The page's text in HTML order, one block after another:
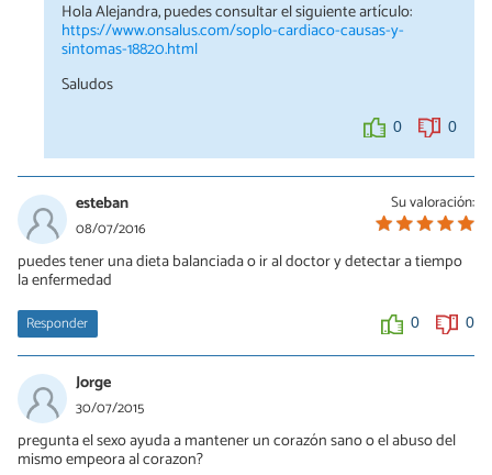
Hola Alejandra, puedes consultar el siguiente artículo:
https://www.onsalus.com/soplo-cardiaco-causas-y-
sintomas-18820.html
Saludos
0 0
Su valoración:
esteban
08/07/2016
puedes tener una dieta balanciada o ir al doctor y detectar a tiempo
la enfermedad
Responder 0 0
Jorge
30/07/2015
pregunta el sexo ayuda a mantener un corazón sano o el abuso del
mismo empeora al corazon?